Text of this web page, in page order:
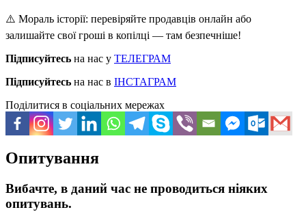
⚠️ Мораль історії: перевіряйте продавців онлайн або
залишайте свої гроші в копілці — там безпечніше!
Підписуйтесь на нас у ТЕЛЕГРАМ
Підписуйтесь на нас в ІНСТАГРАМ
Поділитися в соціальних мережах
Опитування
Вибачте, в даний час не проводиться ніяких
опитувань.